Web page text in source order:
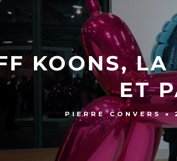
KOONS, LA
ET
PIERRE CONVERS